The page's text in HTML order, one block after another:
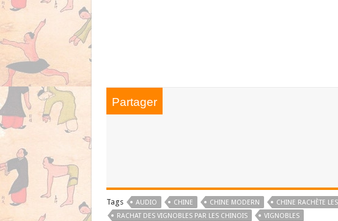
Partager
Tags AUDIO CHINE CHINE MODERN
CHINE RACHÈTE
RACHAT DES VIGNOBLES PAR LES CHINOIS
VIGNOBLES